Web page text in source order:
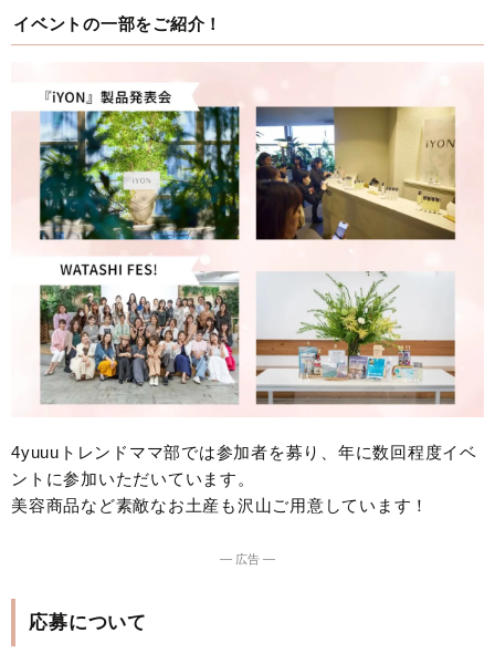
イベントの一部をご紹介！
4yuuuトレンドママ部では参加者を募り、年に数回程度イベ
ントに参加いただいています。
美容商品など素敵なお土産も沢山ご用意しています！
― 広告 ―
応募について